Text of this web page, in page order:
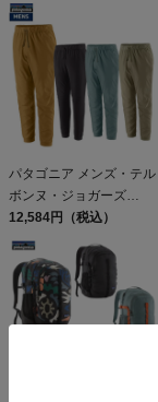
パタゴニア メンズ・テル
ボンヌ・ジョガーズ
PATAGONIA MS
TERREBONNE
JOGGERS
12,584円（税込）